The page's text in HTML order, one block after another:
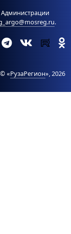
.
© «РузаРегион», 2026